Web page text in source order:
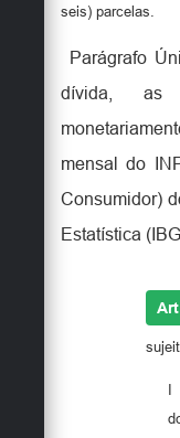
seis) parcelas.
Parágrafo
dívida, as
mensal do
Consumidor)
Estatística
Art